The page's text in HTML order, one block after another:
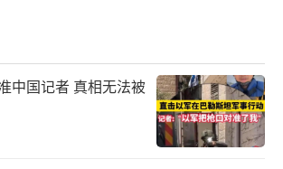
中国记者 真相无法被